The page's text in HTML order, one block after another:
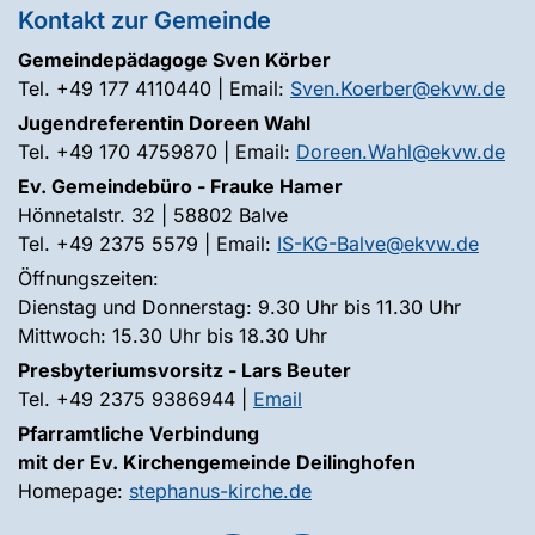
Kontakt zur Gemeinde
Gemeindepädagoge Sven Körber
Tel. +49 177 4110440 | Email: Sven.Koerber@ekvw.de
Jugendreferentin Doreen Wahl
Tel. +49 170 4759870 | Email: Doreen.Wahl@ekvw.de
Ev. Gemeindebüro - Frauke Hamer
Hönnetalstr. 32 | 58802 Balve
Tel. +49 2375 5579 | Email: IS-KG-Balve@ekvw.de
Öffnungszeiten:
Dienstag und Donnerstag: 9.30 Uhr bis 11.30 Uhr
Mittwoch: 15.30 Uhr bis 18.30 Uhr
Presbyteriumsvorsitz - Lars Beuter
Tel. +49 2375 9386944 | Email
Pfarramtliche Verbindung
mit der Ev. Kirchengemeinde Deilinghofen
Homepage: stephanus-kirche.de